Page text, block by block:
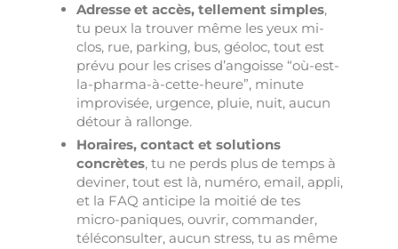
Adresse et accès, tellement simples,
tu peux la trouver même les yeux mi-
clos, rue, parking, bus, géoloc, tout est
prévu pour les crises d’angoisse “où-est-
la-pharma-à-cette-heure”, minute
improvisée, urgence, pluie, nuit, aucun
détour à rallonge.
Horaires, contact et solutions
concrètes, tu ne perds plus de temps à
deviner, tout est là, numéro, email, appli,
et la FAQ anticipe la moitié de tes
micro-paniques, ouvrir, commander,
téléconsulter, aucun stress, tu as même